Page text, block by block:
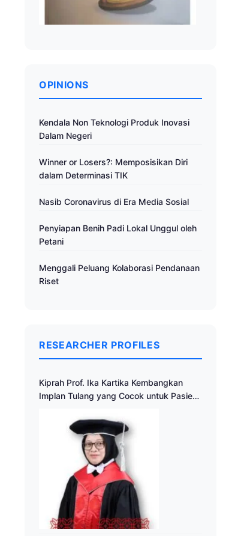
OPINIONS
Kendala Non Teknologi Produk Inovasi
Dalam Negeri
Winner or Losers?: Memposisikan Diri
dalam Determinasi TIK
Nasib Coronavirus di Era Media Sosial
Penyiapan Benih Padi Lokal Unggul oleh
Petani
Menggali Peluang Kolaborasi Pendanaan
Riset
RESEARCHER PROFILES
Kiprah Prof. Ika Kartika Kembangkan
Implan Tulang yang Cocok untuk Pasien